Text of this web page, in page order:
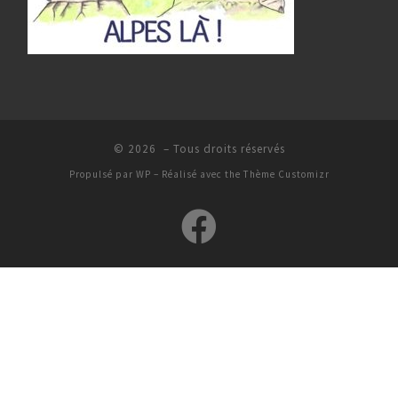
© 2026 – Tous droits réservés
Propulsé par WP – Réalisé avec the Thème Customizr